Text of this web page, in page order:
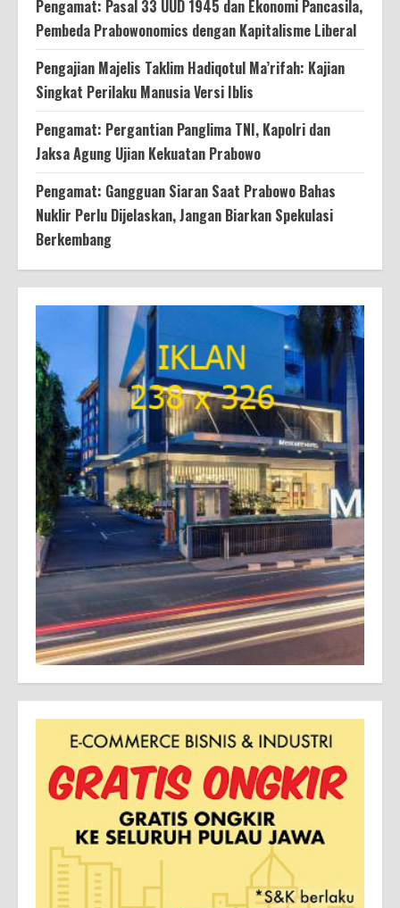
Pengamat: Pasal 33 UUD 1945 dan Ekonomi Pancasila,
Pembeda Prabowonomics dengan Kapitalisme Liberal
Pengajian Majelis Taklim Hadiqotul Ma’rifah: Kajian
Singkat Perilaku Manusia Versi Iblis
Pengamat: Pergantian Panglima TNI, Kapolri dan
Jaksa Agung Ujian Kekuatan Prabowo
Pengamat: Gangguan Siaran Saat Prabowo Bahas
Nuklir Perlu Dijelaskan, Jangan Biarkan Spekulasi
Berkembang